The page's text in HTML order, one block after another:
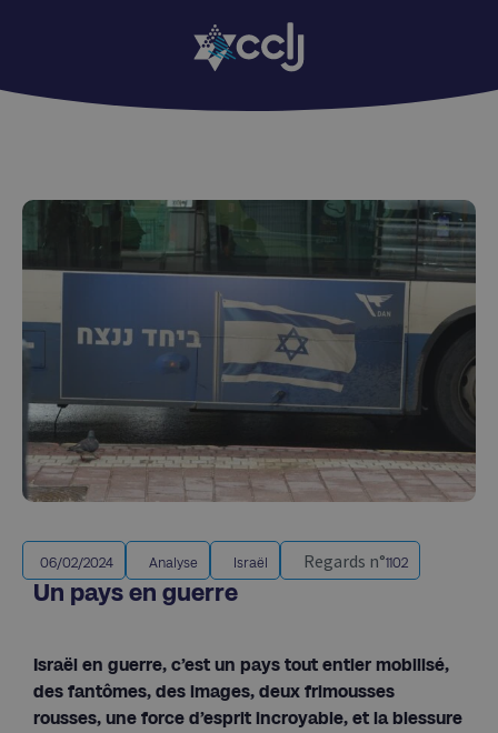
06/02/2024 Analyse Israël Regards n°1102
Un pays en guerre
Israël en guerre, c’est un pays tout entier mobilisé,
des fantômes, des images, deux frimousses
rousses, une force d’esprit incroyable, et la blessure